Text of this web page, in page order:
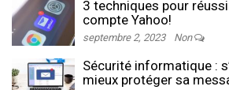
3 techniques pour
compte Yahoo!
septembre 2, 2023 Non
Sécurité informatique :
mieux protéger sa